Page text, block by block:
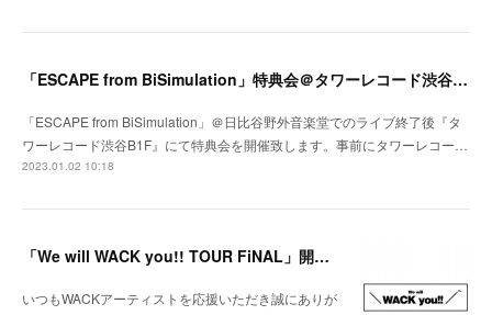
「ESCAPE from BiSimulation」特典会＠タワーレコード渋谷B1F開催決定のお知らせ
「ESCAPE from BiSimulation」＠日比谷野外音楽堂でのライブ終了後『タ
ワーレコード渋谷B1F』にて特典会を開催致します。事前にタワーレコー…
2023.01.02 10:18
「We will WACK you!! TOUR FiNAL」開催決定！
いつもWACKアーティストを応援いただき誠にありが